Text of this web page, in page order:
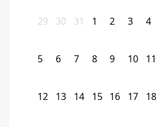
29 30 31 1 2 3 4
5 6 7 8 9 10 11
12 13 14 15 16 17 18